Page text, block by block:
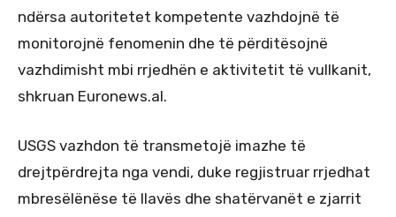
ndërsa autoritetet kompetente vazhdojnë të
monitorojnë fenomenin dhe të përditësojnë
vazhdimisht mbi rrjedhën e aktivitetit të vullkanit,
shkruan Euronews.al.
USGS vazhdon të transmetojë imazhe të
drejtpërdrejta nga vendi, duke regjistruar rrjedhat
mbresëlënëse të llavës dhe shatërvanët e zjarrit